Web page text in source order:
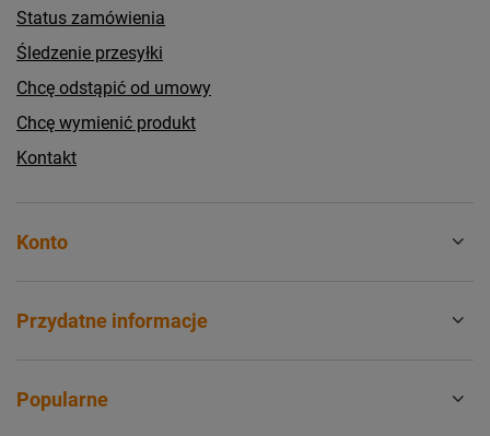
Status zamówienia
Śledzenie przesyłki
Chcę odstąpić od umowy
Chcę wymienić produkt
Kontakt
Konto
Przydatne informacje
Popularne